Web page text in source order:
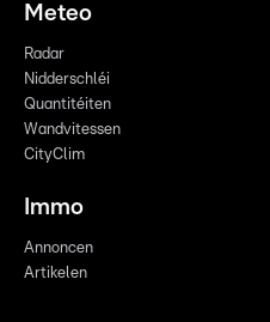
Meteo
Radar
Nidderschléi
Quantitéiten
Wandvitessen
CityClim
Immo
Annoncen
Artikelen